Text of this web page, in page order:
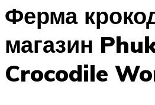
Ферма
магазин
Crocodile